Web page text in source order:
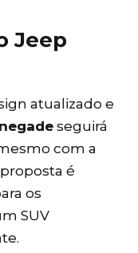
Jeep
atualizado e
seguirá
com a
proposta é
os
SUV